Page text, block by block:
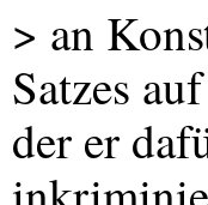
> an
Satzes
der er